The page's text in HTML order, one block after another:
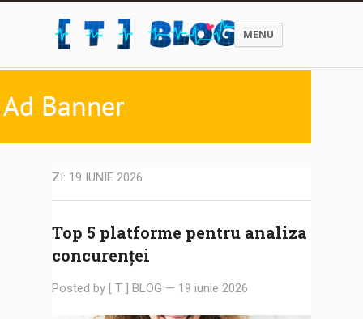
MENU
ZI: 19 IUNIE 2026
Top 5 platforme pentru analiza
concurenței
Posted by [ T ] BLOG — 19 iunie 2026